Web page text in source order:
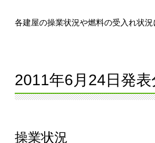
各建屋の操業状況や燃料の受入れ状
2011年6月24日発表
操業状況